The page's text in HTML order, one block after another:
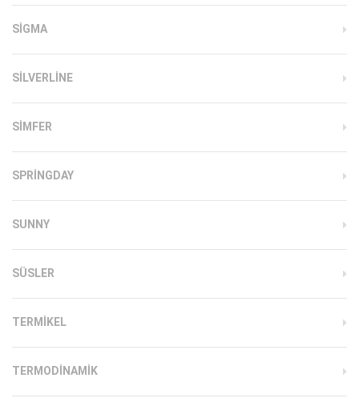
SIGMA
SILVERLINE
SIMFER
SPRINGDAY
SUNNY
SÜSLER
TERMIKEL
TERMODINAMIK